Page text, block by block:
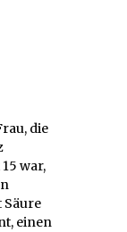
die
war,
einen